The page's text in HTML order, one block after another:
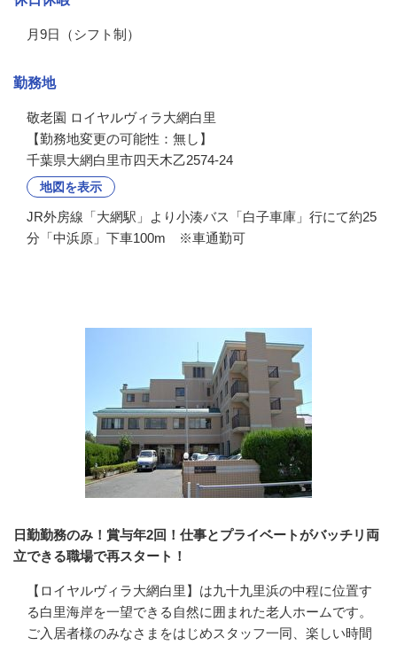
月9日（シフト制）
勤務地
敬老園 ロイヤルヴィラ大網白里
【勤務地変更の可能性：無し】
千葉県大網白里市四天木乙2574-24
地図を表示
JR外房線「大網駅」より小湊バス「白子車庫」行にて約25
分「中浜原」下車100m ※車通勤可
日勤勤務のみ！賞与年2回！仕事とプライベートがバッチリ両
立できる職場で再スタート！
【ロイヤルヴィラ大網白里】は九十九里浜の中程に位置す
る白里海岸を一望できる自然に囲まれた老人ホームです。
ご入居者様のみなさまをはじめスタッフ一同、楽しい時間